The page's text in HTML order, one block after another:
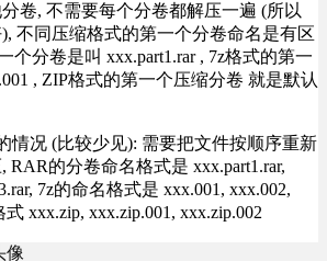
卷, 不需要每个分卷都解压一遍 (所以
不同压缩格式的第一个分卷命名是有区
个分卷是叫 xxx.part1.rar , 7z格式的第一
, ZIP格式的第一个压缩分卷 就是默认
情况 (比较少见): 需要把文件按顺序重新
RAR的分卷命名格式是 xxx.part1.rar,
7z的命名格式是 xxx.001, xxx.002,
xxx.zip, xxx.zip.001, xxx.zip.002